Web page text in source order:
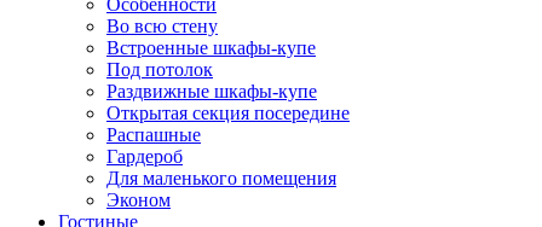
Особенности
Во всю стену
Встроенные шкафы-купе
Под потолок
Раздвижные шкафы-купе
Открытая секция посередине
Распашные
Гардероб
Для маленького помещения
Эконом
Гостиные